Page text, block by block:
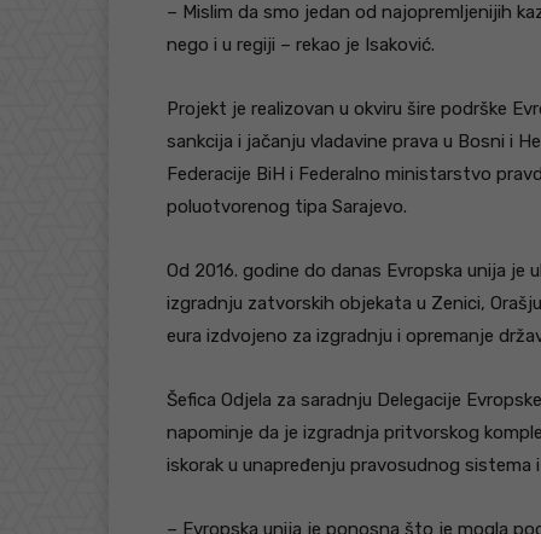
– Mislim da smo jedan od najopremljenijih
nego i u regiji – rekao je Isaković.
Projekt je realizovan u okviru šire podrške
sankcija i jačanju vladavine prava u Bosni i
Federacije BiH i Federalno ministarstvo
poluotvorenog tipa Sarajevo.
Od 2016. godine do danas Evropska unija je
izgradnju zatvorskih objekata u Zenici,
eura izdvojeno za izgradnju i opremanje
Šefica Odjela za saradnju Delegacije
napominje da je izgradnja pritvorskog
iskorak u unapređenju pravosudnog sistema
– Evropska unija je ponosna što je mogla